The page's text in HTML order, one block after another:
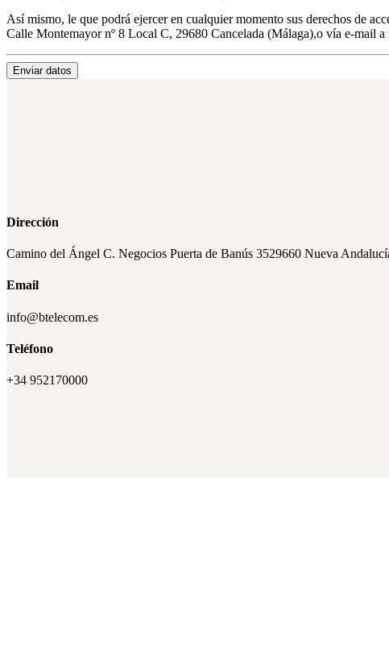
Así mismo, le que podrá ejercer en cualquier momento sus derechos
Calle Montemayor nº 8 Local C, 29680 Cancelada (Málaga),o vía e-mail a
Dirección
Camino del Ángel C. Negocios Puerta de Banús 3529660 Nueva
Email
info@btelecom.es
Teléfono
+34 952170000